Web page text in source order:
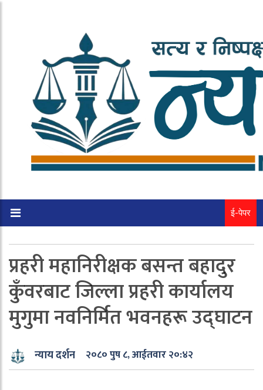
ई-पेपर
प्रहरी महानिरीक्षक बसन्त बहादुर
कुँवरबाट जिल्ला प्रहरी कार्यालय
मुगुमा नवनिर्मित भवनहरू उद्‍घाटन
न्याय दर्शन २०८० पुष ८, आईतवार २०:४२